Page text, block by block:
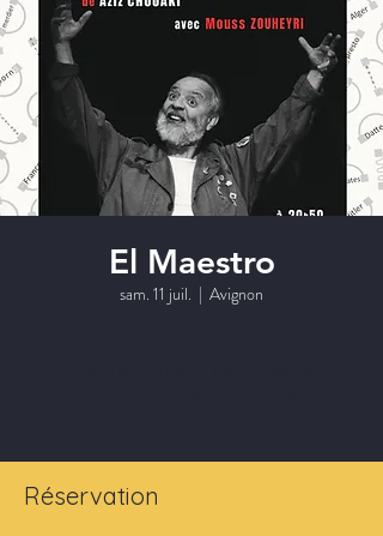
El Maestro
sam. 11 juil.
  |
Avignon
Réservation